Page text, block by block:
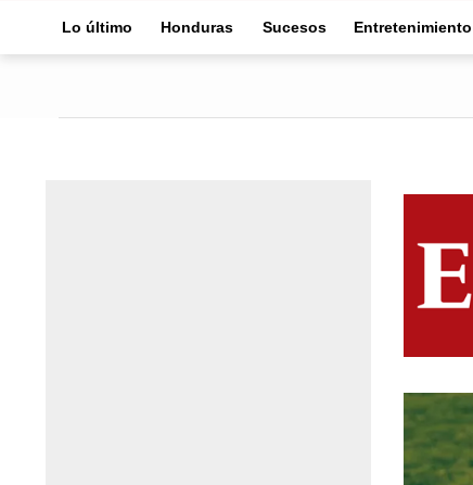
Lo último Honduras Sucesos Entretenimiento